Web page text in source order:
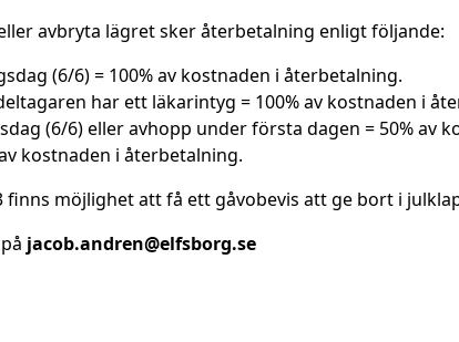
avbryta lägret sker återbetalning enligt följande:
(6/6) = 100% av kostnaden i återbetalning.
har ett läkarintyg = 100% av kostnaden i
(6/6) eller avhopp under första dagen = 50% av
kostnaden i återbetalning.
finns möjlighet att få ett gåvobevis att ge bort i
jacob.andren@elfsborg.se